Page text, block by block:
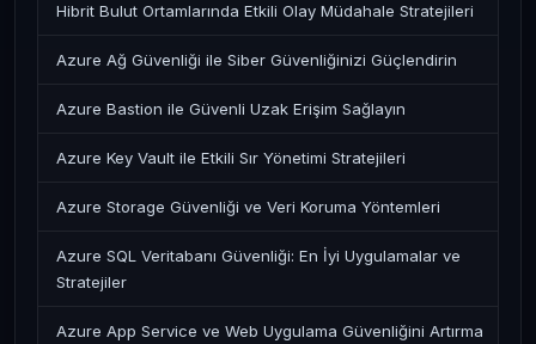
Hibrit Bulut Ortamlarında Etkili Olay Müdahale Stratejileri
Azure Ağ Güvenliği ile Siber Güvenliğinizi Güçlendirin
Azure Bastion ile Güvenli Uzak Erişim Sağlayın
Azure Key Vault ile Etkili Sır Yönetimi Stratejileri
Azure Storage Güvenliği ve Veri Koruma Yöntemleri
Azure SQL Veritabanı Güvenliği: En İyi Uygulamalar ve
Stratejiler
Azure App Service ve Web Uygulama Güvenliğini Artırma